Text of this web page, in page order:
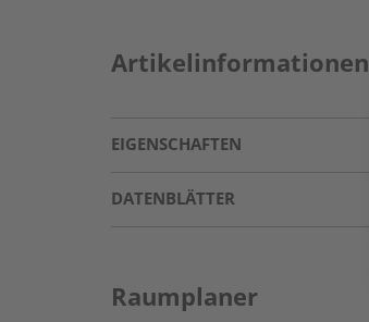
Artikelinformationen
EIGENSCHAFTEN
DATENBLÄTTER
Raumplaner